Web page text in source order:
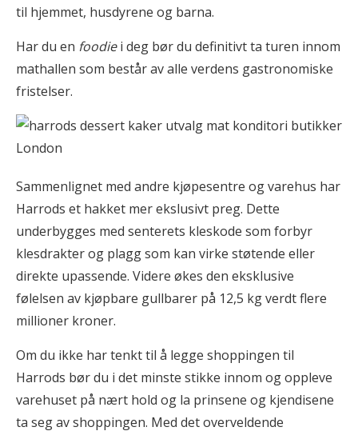
til hjemmet, husdyrene og barna.
Har du en foodiei deg bør du definitivt ta turen innom
mathallen som består av alle verdens gastronomiske
fristelser.
Sammenlignet med andre kjøpesentre og varehus har
Harrods et hakket mer ekslusivt preg. Dette
underbygges med senterets kleskode som forbyr
klesdrakter og plagg som kan virke støtende eller
direkte upassende. Videre økes den eksklusive
følelsen av kjøpbare gullbarer på 12,5 kg verdt flere
millioner kroner.
Om du ikke har tenkt til å legge shoppingen til
Harrods bør du i det minste stikke innom og oppleve
varehuset på nært hold og la prinsene og kjendisene
ta seg av shoppingen. Med det overveldende